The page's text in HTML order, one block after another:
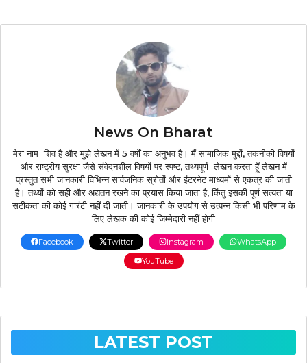
News On Bharat
मेरा नाम शिव है और मुझे लेखन में 5 वर्षों का अनुभव है। मैं सामाजिक मुद्दों, तकनीकी विषयों
और राष्ट्रीय सुरक्षा जैसे संवेदनशील विषयों पर स्पष्ट, तथ्यपूर्ण लेखन करता हूँ लेखन में
प्रस्तुत सभी जानकारी विभिन्न सार्वजनिक स्रोतों और इंटरनेट माध्यमों से एकत्र की जाती
है। तथ्यों को सही और अद्यतन रखने का प्रयास किया जाता है, किंतु इसकी पूर्ण सत्यता या
सटीकता की कोई गारंटी नहीं दी जाती। जानकारी के उपयोग से उत्पन्न किसी भी परिणाम के
लिए लेखक की कोई जिम्मेदारी नहीं होगी
Facebook Twitter Instagram
WhatsApp
YouTube
LATEST POST